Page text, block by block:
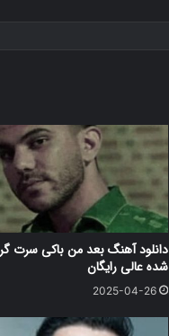
دانلود آهنگ بعد من باکی سرت
شده عالی رایگان
2025-04-26